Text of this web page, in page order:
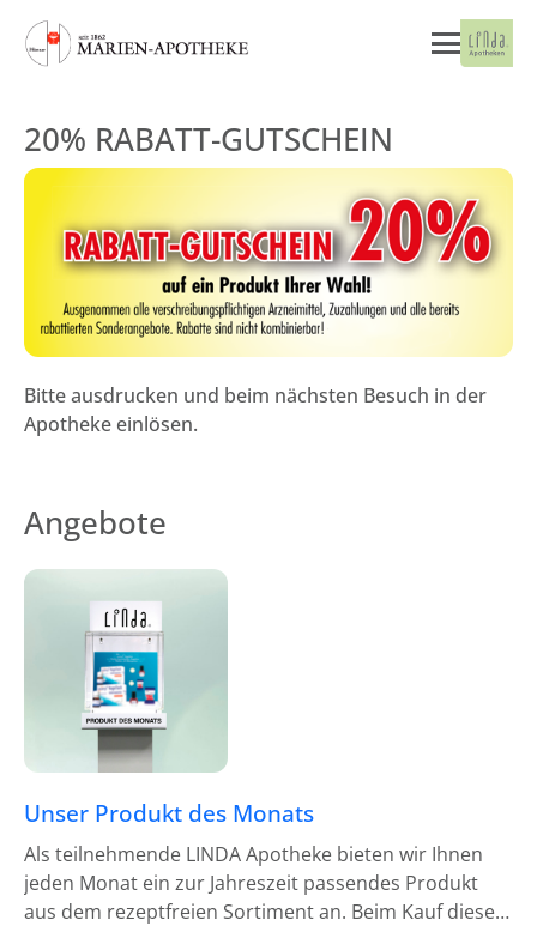
20% RABATT-GUTSCHEIN
Bitte ausdrucken und beim nächsten Besuch in der
Apotheke einlösen.
Angebote
Unser Produkt des Monats
Als teilnehmende LINDA Apotheke bieten wir Ihnen
jeden Monat ein zur Jahreszeit passendes Produkt
aus dem rezeptfreien Sortiment an. Beim Kauf dieses